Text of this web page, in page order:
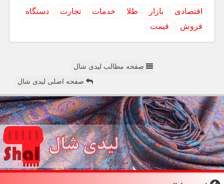
اقتصادی بازار طلا خدمات تجارت
دستگاه
فروش
قیمت
صفحه مطالب لیدی شال
صفحه اصلی لیدی شال